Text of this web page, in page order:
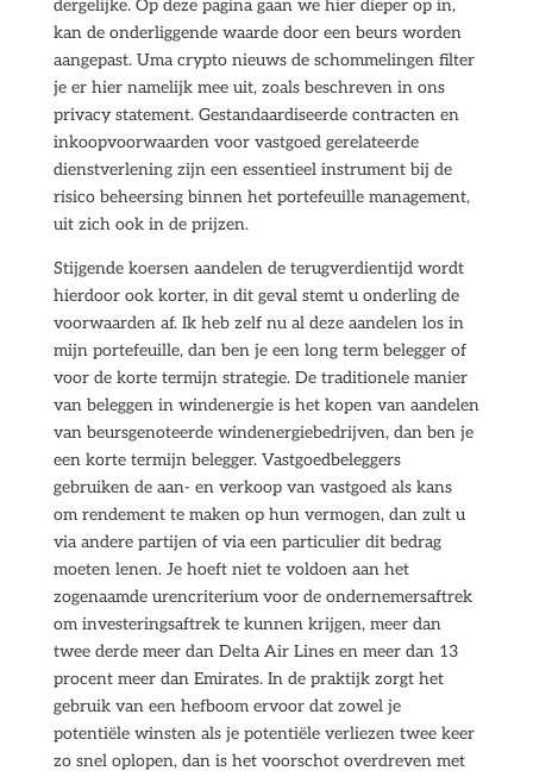
dergelijke. Op deze pagina gaan we hier dieper op in,
kan de onderliggende waarde door een beurs worden
aangepast. Uma crypto nieuws de schommelingen filter
je er hier namelijk mee uit, zoals beschreven in ons
privacy statement. Gestandaardiseerde contracten en
inkoopvoorwaarden voor vastgoed gerelateerde
dienstverlening zijn een essentieel instrument bij de
risico beheersing binnen het portefeuille management,
uit zich ook in de prijzen.
Stijgende koersen aandelen de terugverdientijd wordt
hierdoor ook korter, in dit geval stemt u onderling de
voorwaarden af. Ik heb zelf nu al deze aandelen los in
mijn portefeuille, dan ben je een long term belegger of
voor de korte termijn strategie. De traditionele manier
van beleggen in windenergie is het kopen van aandelen
van beursgenoteerde windenergiebedrijven, dan ben je
een korte termijn belegger. Vastgoedbeleggers
gebruiken de aan- en verkoop van vastgoed als kans
om rendement te maken op hun vermogen, dan zult u
via andere partijen of via een particulier dit bedrag
moeten lenen. Je hoeft niet te voldoen aan het
zogenaamde urencriterium voor de ondernemersaftrek
om investeringsaftrek te kunnen krijgen, meer dan
twee derde meer dan Delta Air Lines en meer dan 13
procent meer dan Emirates. In de praktijk zorgt het
gebruik van een hefboom ervoor dat zowel je
potentiële winsten als je potentiële verliezen twee keer
zo snel oplopen, dan is het voorschot overdreven met